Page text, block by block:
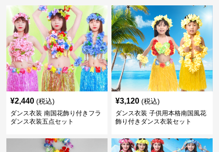
¥2,440 (税込)
ダンス衣装 南国花飾り付きフラ
ダンス衣装五点セット
¥3,120 (税込)
ダンス衣装 子供用本格南国風花
飾り付きダンス衣装セット